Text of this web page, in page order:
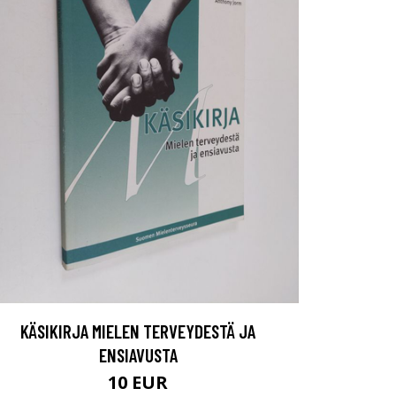
KÄSIKIRJA MIELEN TERVEYDESTÄ JA
ENSIAVUSTA
10 EUR